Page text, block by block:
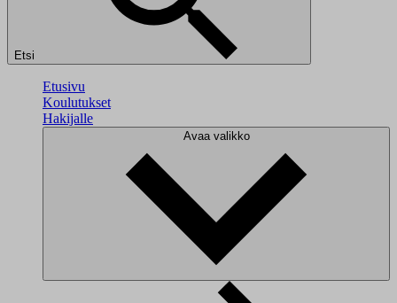
Etsi
Etusivu
Koulutukset
Hakijalle
Avaa valikko